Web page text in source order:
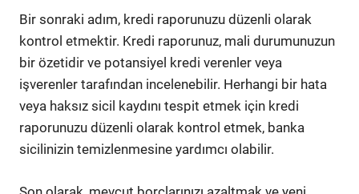
Bir sonraki adım, kredi raporunuzu düzenli olarak
kontrol etmektir. Kredi raporunuz, mali durumunuzun
bir özetidir ve potansiyel kredi verenler veya
işverenler tarafından incelenebilir. Herhangi bir hata
veya haksız sicil kaydını tespit etmek için kredi
raporunuzu düzenli olarak kontrol etmek, banka
sicilinizin temizlenmesine yardımcı olabilir.